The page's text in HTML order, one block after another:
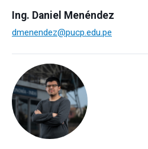
Ing. Daniel Menéndez
dmenendez@pucp.edu.pe